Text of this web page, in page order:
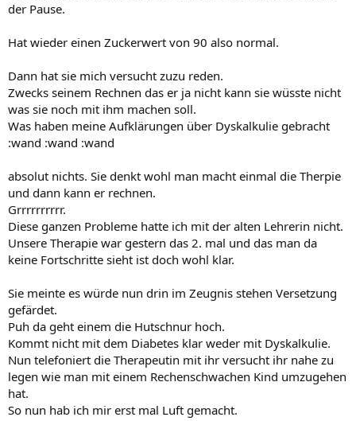
der Pause.
Hat wieder einen Zuckerwert von 90 also normal.
Dann hat sie mich versucht zuzu reden.
Zwecks seinem Rechnen das er ja nicht kann sie wüsste nicht
was sie noch mit ihm machen soll.
Was haben meine Aufklärungen über Dyskalkulie gebracht
:wand :wand :wand
absolut nichts. Sie denkt wohl man macht einmal die Therpie
und dann kann er rechnen.
Grrrrrrrrrr.
Diese ganzen Probleme hatte ich mit der alten Lehrerin nicht.
Unsere Therapie war gestern das 2. mal und das man da
keine Fortschritte sieht ist doch wohl klar.
Sie meinte es würde nun drin im Zeugnis stehen Versetzung
gefärdet.
Puh da geht einem die Hutschnur hoch.
Kommt nicht mit dem Diabetes klar weder mit Dyskalkulie.
Nun telefoniert die Therapeutin mit ihr versucht ihr nahe zu
legen wie man mit einem Rechenschwachen Kind umzugehen
hat.
So nun hab ich mir erst mal Luft gemacht.